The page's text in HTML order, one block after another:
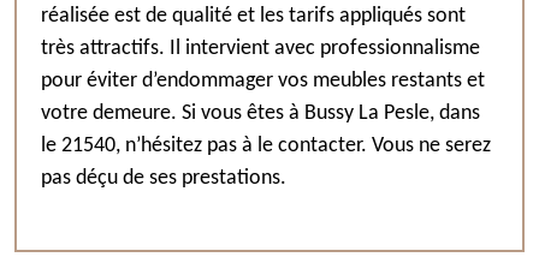
réalisée est de qualité et les tarifs appliqués sont
très attractifs. Il intervient avec professionnalisme
pour éviter d’endommager vos meubles restants et
votre demeure. Si vous êtes à Bussy La Pesle, dans
le 21540, n’hésitez pas à le contacter. Vous ne serez
pas déçu de ses prestations.